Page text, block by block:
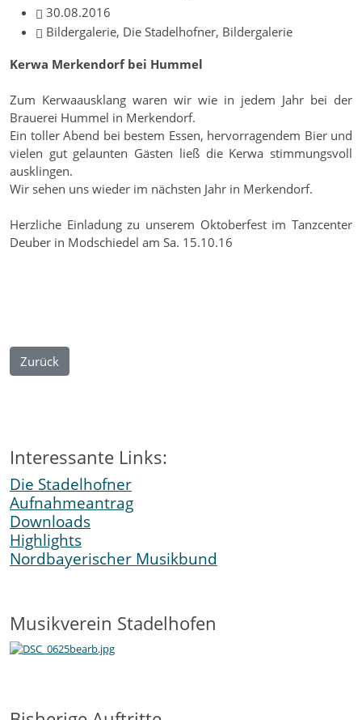
30.08.2016
Bildergalerie, Die Stadelhofner, Bildergalerie
Kerwa Merkendorf bei Hummel
Zum Kerwaausklang waren wir wie in jedem Jahr bei der
Brauerei Hummel in Merkendorf.
Ein toller Abend bei bestem Essen, hervorragendem Bier und
vielen gut gelaunten Gästen ließ die Kerwa stimmungsvoll
ausklingen.
Wir sehen uns wieder im nächsten Jahr in Merkendorf.
Herzliche Einladung zu unserem Oktoberfest im Tanzcenter
Deuber in Modschiedel am Sa. 15.10.16
Zurück
Interessante Links:
Die Stadelhofner
Aufnahmeantrag
Downloads
Highlights
Nordbayerischer Musikbund
Musikverein Stadelhofen